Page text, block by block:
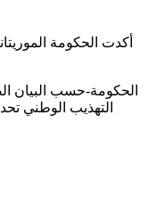
أكدت الحكومة
الحكومة-حسب البيان
التهذيب الوطني